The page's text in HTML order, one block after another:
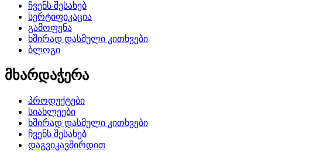
ჩვენს შესახებ
სერტიფიკაცია
გამოფენა
ხშირად დასმული კითხვები
ბლოგი
მხარდაჭერა
პროდუქტები
სიახლეები
ხშირად დასმული კითხვები
ჩვენს შესახებ
დაგვიკავშირდით